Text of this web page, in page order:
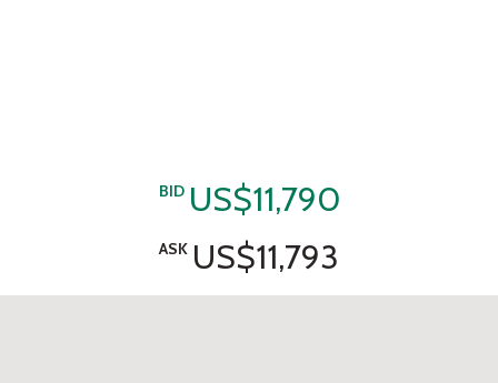
BID US$11,790
ASK US$11,793